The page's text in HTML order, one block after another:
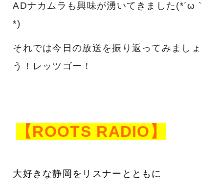
ADナカムラも興味が湧いてきました(*´ω｀
*)
それでは今日の放送を振り返ってみましょ
う！ レッツゴー！
【ROOTS RADIO】
大好きな静岡をリスナーとともに